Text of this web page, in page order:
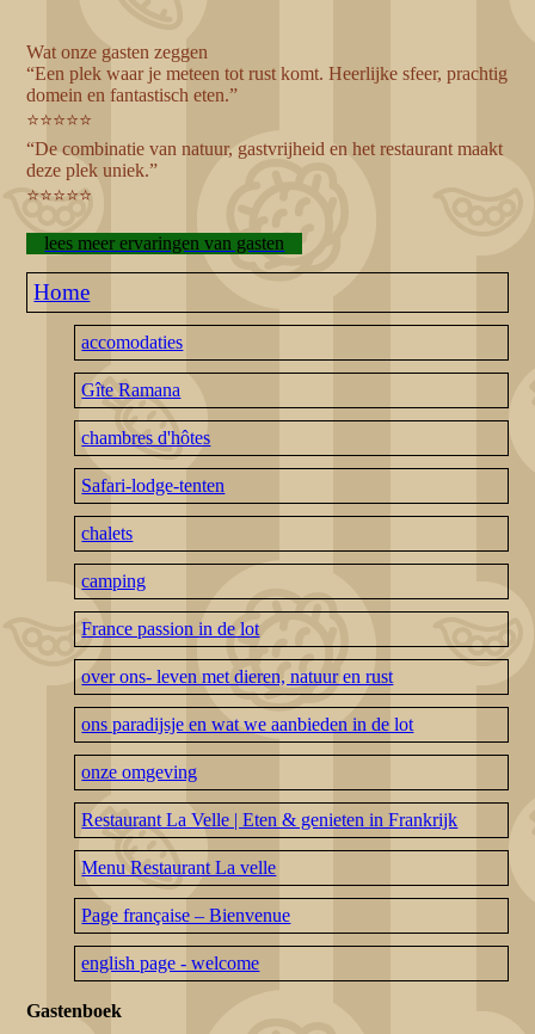
Wat onze gasten zeggen
“Een plek waar je meteen tot rust komt. Heerlijke sfeer, prachtig
domein en fantastisch eten.”
⭐⭐⭐⭐⭐
“De combinatie van natuur, gastvrijheid en het restaurant maakt
deze plek uniek.”
⭐⭐⭐⭐⭐
lees meer ervaringen van gasten
Home
accomodaties
Gîte Ramana
chambres d'hôtes
Safari-lodge-tenten
chalets
camping
France passion in de lot
over ons- leven met dieren, natuur en rust
ons paradijsje en wat we aanbieden in de lot
onze omgeving
Restaurant La Velle | Eten & genieten in Frankrijk
Menu Restaurant La velle
Page française – Bienvenue
english page - welcome
Gastenboek